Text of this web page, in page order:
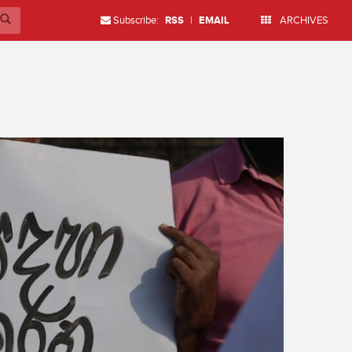
Subscribe: RSS | EMAIL ARCHIVES